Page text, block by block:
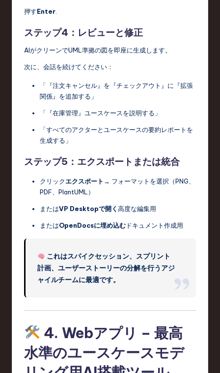
押すEnter
ステップ4：レビューと修正
AIがクリーンでUML準拠の図を即座に生成します。
次に、会話を続けてください：
「『注文キャンセル』を『チェックアウト』に『拡張
関係』を追加する」
「『在庫管理』ユースケースを説明する」
「すべてのアクターとユースケースの要約レポートを
生成する」
ステップ5：エクスポートまたは統合
クリックエクスポート → フォーマットを選択（PNG、
PDF、PlantUML）
またはVP Desktopで開く 高度な編集用
またはOpenDocsに埋め込む ドキュメント作成用
これはスパイクセッション、スプリント
計画、ユーザーストーリーの分解を行うアジ
ャイルチームに最適です。
4. Webアプリ – 最高
水準のユースケースモデ